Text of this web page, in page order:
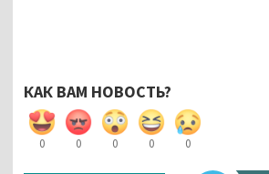
КАК ВАМ НОВОСТЬ?
0 0 0 0 0